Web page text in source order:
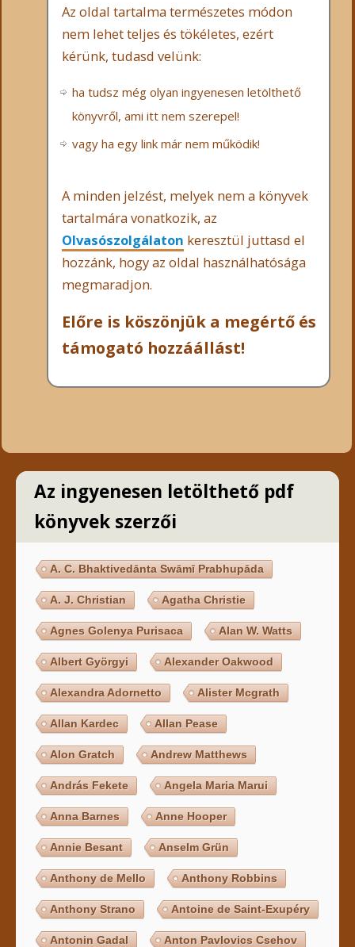
Az oldal tartalma természetes módon
nem lehet teljes és tökéletes, ezért
kérünk, tudasd velünk:
ha tudsz még olyan ingyenesen letölthető
könyvről, ami itt nem szerepel!
vagy ha egy link már nem működik!
A minden jelzést, melyek nem a könyvek
tartalmára vonatkozik, az
Olvasószolgálaton keresztül juttasd el
hozzánk, hogy az oldal használhatósága
megmaradjon.
Előre is köszönjük a megértő és
támogató hozzáállást!
Az ingyenesen letölthető pdf
könyvek szerzői
A. C. Bhaktivedānta Swāmī Prabhupāda
A. J. Christian Agatha Christie
Agnes Golenya Purisaca Alan W. Watts
Albert Györgyi Alexander Oakwood
Alexandra Adornetto Alister Mcgrath
Allan Kardec Allan Pease
Alon Gratch Andrew Matthews
András Fekete Angela Maria Marui
Anna Barnes Anne Hooper
Annie Besant Anselm Grün
Anthony de Mello Anthony Robbins
Anthony Strano Antoine de Saint-Exupéry
Antonin Gadal Anton Pavlovics Csehov